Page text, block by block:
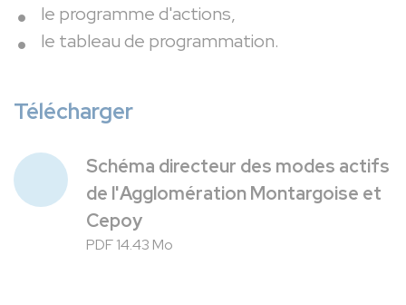
le programme d'actions,
le tableau de programmation.
Télécharger
Schéma directeur des modes actifs
de l'Agglomération Montargoise et
Cepoy
PDF 14.43 Mo